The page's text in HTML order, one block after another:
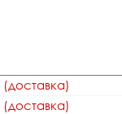
(доставка)
(доставка)